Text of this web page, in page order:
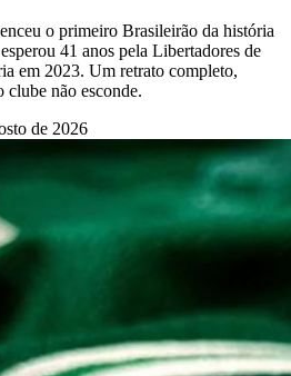
o primeiro Brasileirão da história
41 anos pela Libertadores de
em 2023. Um retrato completo,
clube não esconde.
de 2026